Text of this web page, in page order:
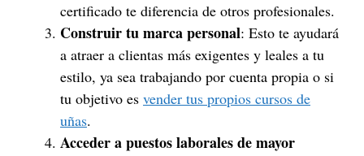
certificado te diferencia de otros profesionales.
Construir tu marca personal: Esto te ayudará
a atraer a clientas más exigentes y leales a tu
estilo, ya sea trabajando por cuenta propia o si
tu objetivo es vender tus propios cursos de
uñas.
Acceder a puestos laborales de mayor